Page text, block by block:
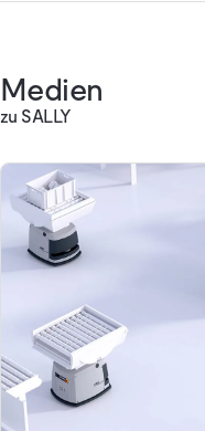
Medien
zu SALLY